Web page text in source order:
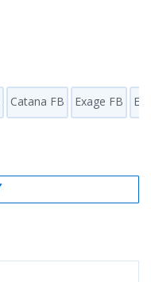
Catana FB Exage FB